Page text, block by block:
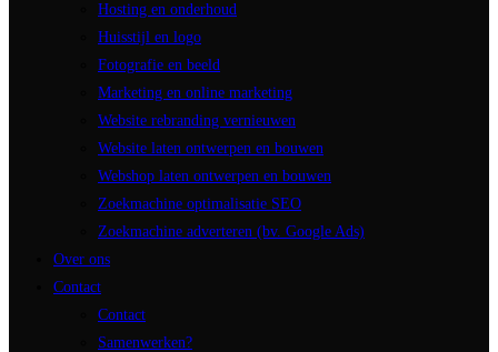
Hosting en onderhoud
Huisstijl en logo
Fotografie en beeld
Marketing en online marketing
Website rebranding vernieuwen
Website laten ontwerpen en bouwen
Webshop laten ontwerpen en bouwen
Zoekmachine optimalisatie SEO
Zoekmachine adverteren (bv. Google Ads)
Over ons
Contact
Contact
Samenwerken?